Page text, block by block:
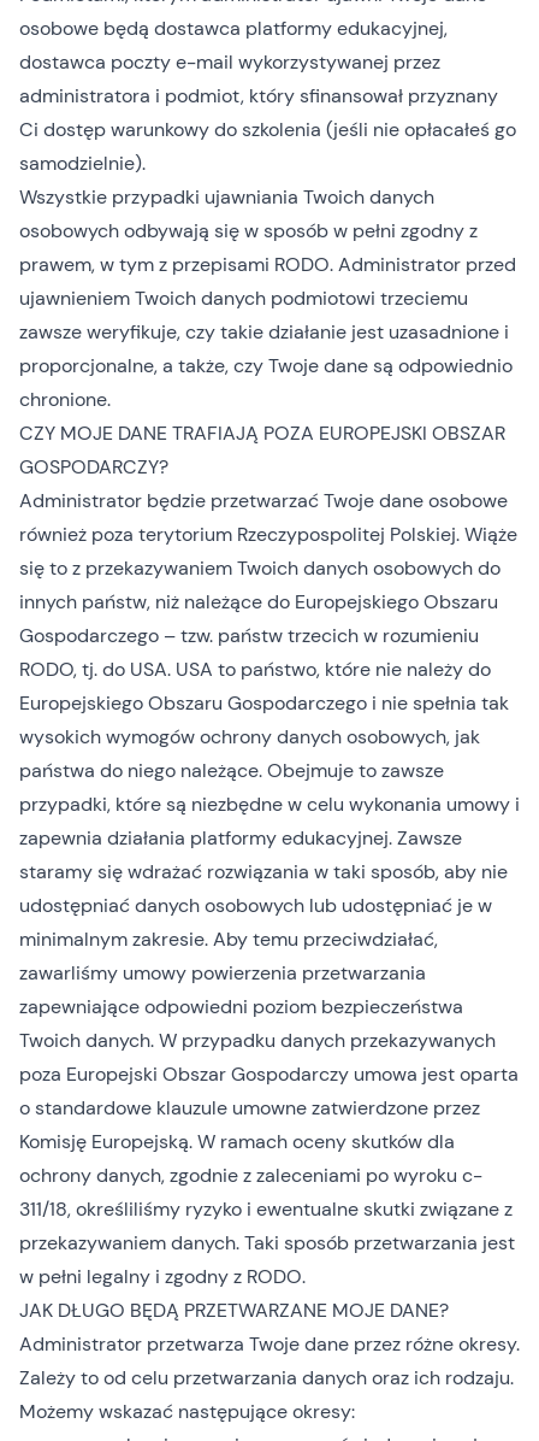
osobowe będą dostawca platformy edukacyjnej,
dostawca poczty e-mail wykorzystywanej przez
administratora i podmiot, który sfinansował przyznany
Ci dostęp warunkowy do szkolenia (jeśli nie opłacałeś go
samodzielnie).
Wszystkie przypadki ujawniania Twoich danych
osobowych odbywają się w sposób w pełni zgodny z
prawem, w tym z przepisami RODO. Administrator przed
ujawnieniem Twoich danych podmiotowi trzeciemu
zawsze weryfikuje, czy takie działanie jest uzasadnione i
proporcjonalne, a także, czy Twoje dane są odpowiednio
chronione.
CZY MOJE DANE TRAFIAJĄ POZA EUROPEJSKI OBSZAR
GOSPODARCZY?
Administrator będzie przetwarzać Twoje dane osobowe
również poza terytorium Rzeczypospolitej Polskiej. Wiąże
się to z przekazywaniem Twoich danych osobowych do
innych państw, niż należące do Europejskiego Obszaru
Gospodarczego – tzw. państw trzecich w rozumieniu
RODO, tj. do USA. USA to państwo, które nie należy do
Europejskiego Obszaru Gospodarczego i nie spełnia tak
wysokich wymogów ochrony danych osobowych, jak
państwa do niego należące. Obejmuje to zawsze
przypadki, które są niezbędne w celu wykonania umowy i
zapewnia działania platformy edukacyjnej. Zawsze
staramy się wdrażać rozwiązania w taki sposób, aby nie
udostępniać danych osobowych lub udostępniać je w
minimalnym zakresie. Aby temu przeciwdziałać,
zawarliśmy umowy powierzenia przetwarzania
zapewniające odpowiedni poziom bezpieczeństwa
Twoich danych. W przypadku danych przekazywanych
poza Europejski Obszar Gospodarczy umowa jest oparta
o standardowe klauzule umowne zatwierdzone przez
Komisję Europejską. W ramach oceny skutków dla
ochrony danych, zgodnie z zaleceniami po wyroku c-
311/18, określiliśmy ryzyko i ewentualne skutki związane z
przekazywaniem danych. Taki sposób przetwarzania jest
w pełni legalny i zgodny z RODO.
JAK DŁUGO BĘDĄ PRZETWARZANE MOJE DANE?
Administrator przetwarza Twoje dane przez różne okresy.
Zależy to od celu przetwarzania danych oraz ich rodzaju.
Możemy wskazać następujące okresy: